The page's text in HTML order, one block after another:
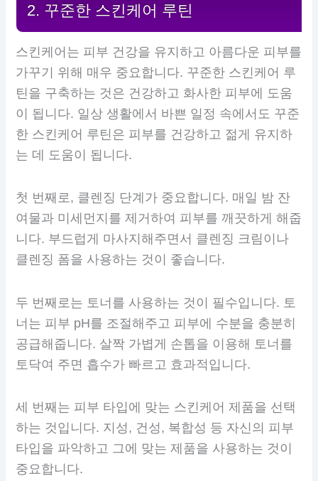
2. 꾸준한 스킨케어 루틴
스킨케어는 피부 건강을 유지하고 아름다운 피부를
가꾸기 위해 매우 중요합니다. 꾸준한 스킨케어 루
틴을 구축하는 것은 건강하고 화사한 피부에 도움
이 됩니다. 일상 생활에서 바쁜 일정 속에서도 꾸준
한 스킨케어 루틴은 피부를 건강하고 젊게 유지하
는 데 도움이 됩니다.
첫 번째로, 클렌징 단계가 중요합니다. 매일 밤 잔
여물과 미세먼지를 제거하여 피부를 깨끗하게 해줍
니다. 부드럽게 마사지해주면서 클렌징 크림이나
클렌징 폼을 사용하는 것이 좋습니다.
두 번째로는 토너를 사용하는 것이 필수입니다. 토
너는 피부 pH를 조절해주고 피부에 수분을 충분히
공급해줍니다. 살짝 가볍게 손톱을 이용해 토너를
토닥여 주면 흡수가 빠르고 효과적입니다.
세 번째는 피부 타입에 맞는 스킨케어 제품을 선택
하는 것입니다. 지성, 건성, 복합성 등 자신의 피부
타입을 파악하고 그에 맞는 제품을 사용하는 것이
중요합니다.